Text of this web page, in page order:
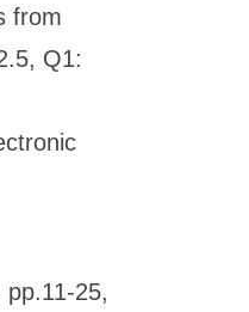
from
Q1:
25,